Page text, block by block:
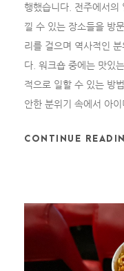
행했습니다. 전주에서의
낄 수 있는 장소들을 방
리를 걸으며 역사적인
다. 워크숍 중에는 맛있
적으로 일할 수 있는 방
안한 분위기 속에서 아
CONTINUE